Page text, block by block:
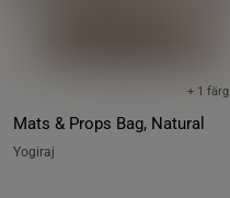
Mats & Props Bag, Natural
+ 1 färg
Yogiraj